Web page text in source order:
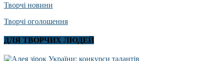
Творчі новини
Творчі оголошення
ДЛЯ ТВОРЧИХ ЛЮДЕЙ